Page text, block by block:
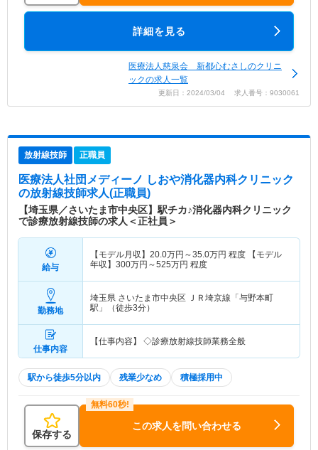
詳細を見る
医療法人慈泉会 新都心むさしのクリニ
ックの求人一覧
更新日：2024/03/04 求人番号：9030061
放射線技師 正職員
医療法人社団メディーノ しおや消化器内科クリニック
の放射線技師求人(正職員)
【埼玉県／さいたま市中央区】駅チカ♪消化器内科クリニック
で診療放射線技師の求人＜正社員＞
給与
【モデル月収】 20.0万円～35.0万円 程度 【モデル
年収】 300万円～525万円 程度
勤務地
埼玉県 さいたま市中央区 ＪＲ埼京線「与野本町
駅」（徒歩3分）
仕事内容
【仕事内容】 ◇診療放射線技師業務全般
駅から徒歩5分以内 残業少なめ 積極採用中
保存する
この求人を問い合わせる